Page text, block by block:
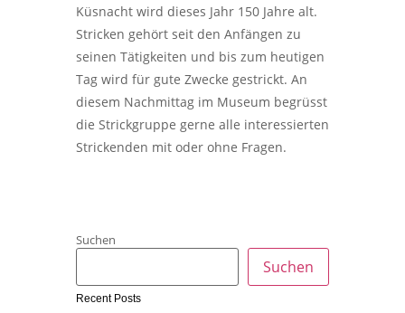
Küsnacht wird dieses Jahr 150 Jahre alt.
Stricken gehört seit den Anfängen zu
seinen Tätigkeiten und bis zum heutigen
Tag wird für gute Zwecke gestrickt. An
diesem Nachmittag im Museum begrüsst
die Strickgruppe gerne alle interessierten
Strickenden mit oder ohne Fragen.
Suchen
Suchen
Recent Posts